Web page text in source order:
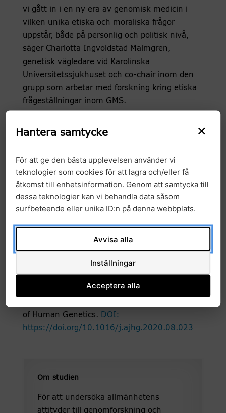
vi gått in i en ny era av genomisk medicin i
vilken unika etiska och moraliska frågor
uppstår, både på personlig och politisk nivå,
säger Charlotta Ingvoldstad Malmgren,
genetisk vägledare vid Karolinska
Universitetssjukhuset och co-chair inom den
grupp som arbetar med forskning kring etiska
frågeställningar inom GMS.
kan vi från akademins och vårdens sida,
helgenomsekvensering på ett etiskt försvarbart
sätt som speglar och tar hänsyn till
allmänhetens åsikter kring ämnet, fortsätter
Charlotta.
Läs hela pressmeddelande på engelska
Publikation:
Middleton A., Milne R. and Almarri M.A. et al.
(2020). Global public perceptions of genomic
data sharing: what shapes the willingness to
of Human Genetics.
DOI:
https://doi.org/10.1016/j.ajhg.2020.08.023
Om studien
För att undersöka allmänhetens
attityder till genomforskning och
×
Hantera samtycke
För att ge den bästa upplevelsen använder vi
teknologier som cookies för att lagra och/eller få
åtkomst till enhetsinformation. Genom att samtycka till
dessa teknologier kan vi behandla data såsom
surfbeteende eller unika ID:n på denna webbplats.
Avvisa alla
Inställningar
Acceptera alla